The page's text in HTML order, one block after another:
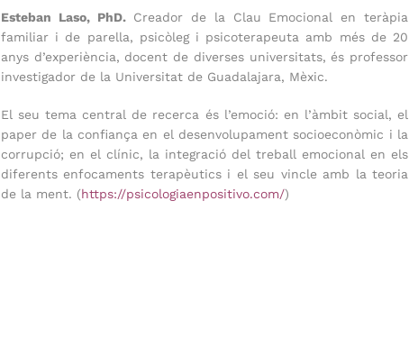
Esteban Laso, PhD.Creador de la Clau Emocional en teràpia
familiar i de parella, psicòleg i psicoterapeuta amb més de 20
anys d’experiència, docent de diverses universitats, és professor
investigador de la Universitat de Guadalajara, Mèxic.
El seu tema central de recerca és l’emoció: en l’àmbit social, el
paper de la confiança en el desenvolupament socioeconòmic i la
corrupció; en el clínic, la integració del treball emocional en els
diferents enfocaments terapèutics i el seu vincle amb la teoria
de la ment. (https://psicologiaenpositivo.com/)